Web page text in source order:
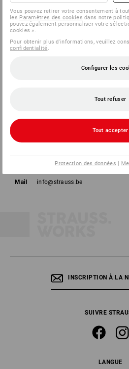
MÉTHODES DE PAIEMENT
PO Box 7443
1931 Zaventem - Brucargo
02 400 16 43
Mail
info@strauss.be
INSCRIPTION À LA
SUIVRE
LANGUE
Vous pouvez retirer votre consentement à
les Paramètres des cookies dans notre
pouvez également personnaliser votre
cookies ».
Pour obtenir plus d'informations, veuillez
confidentialité
Configurer les
Tout refuser
Tout accepter
Protection des données |